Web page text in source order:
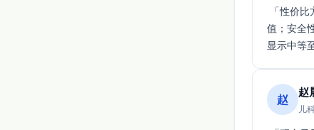
值；安全
显示中等
赵 赵
儿